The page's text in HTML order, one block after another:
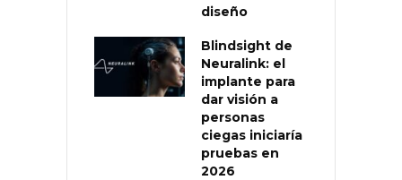
diseño
Blindsight de
Neuralink: el
implante para
dar visión a
personas
ciegas iniciaría
pruebas en
2026